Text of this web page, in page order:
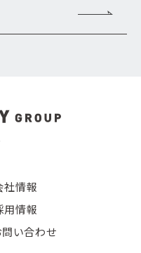
社情報
用情報
問い合わせ